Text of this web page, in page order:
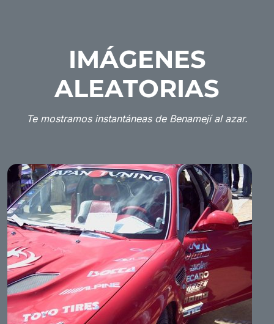
IMÁGENES
ALEATORIAS
Te mostramos instantáneas de Benamejí al azar.